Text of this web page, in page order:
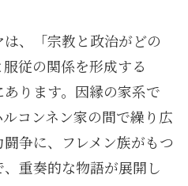
、「宗教と政治がどの
従の関係を形成する
ります。因縁の家系で
コンネン家の間で繰り広
争に、フレメン族がもつ
重奏的な物語が展開し